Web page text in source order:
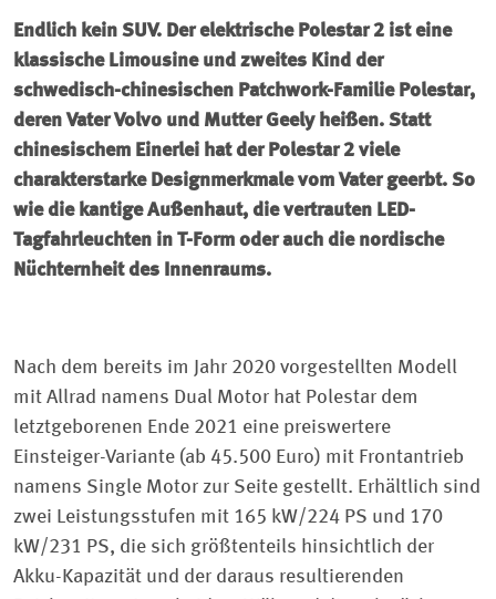
Endlich kein SUV. Der elektrische Polestar 2 ist eine
klassische Limousine und zweites Kind der
schwedisch-chinesischen Patchwork-Familie Polestar,
deren Vater Volvo und Mutter Geely heißen. Statt
chinesischem Einerlei hat der Polestar 2 viele
charakterstarke Designmerkmale vom Vater geerbt. So
wie die kantige Außenhaut, die vertrauten LED-
Tagfahrleuchten in T-Form oder auch die nordische
Nüchternheit des Innenraums.
Nach dem bereits im Jahr 2020 vorgestellten Modell
mit Allrad namens Dual Motor hat Polestar dem
letztgeborenen Ende 2021 eine preiswertere
Einsteiger-Variante (ab 45.500 Euro) mit Frontantrieb
namens Single Motor zur Seite gestellt. Erhältlich sind
zwei Leistungsstufen mit 165 kW/224 PS und 170
kW/231 PS, die sich größtenteils hinsichtlich der
Akku-Kapazität und der daraus resultierenden